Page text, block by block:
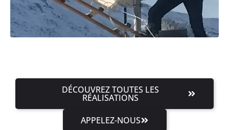
DÉCOUVREZ TOUTES LES
RÉALISATIONS
APPELEZ-NOUS